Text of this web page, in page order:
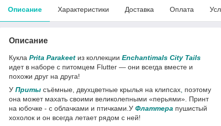
Описание Характеристики Доставка Оплата
Описание
Кукла Prita Parakeet из коллекции Enchantimals City Tails
идет в наборе с питомцем Flutter — они всегда вместе и
похожи друг на друга!
У Приты съёмные, двухцветные крылья на клипсах поэтому
она может махать своими великолепными «перьями». Принт
на юбочке - с облачками и птичками.У Флаттера пушистый
хохолок и он всегда летает рядом с ней!